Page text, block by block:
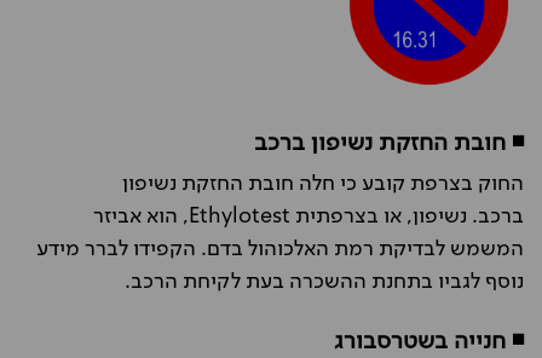
◾ חובת החזקת נשיפון ברכב
החוק בצרפת קובע כי חלה חובת החזקת נשיפון
ברכב.
נשיפון, או בצרפתית Ethylotest, הוא אביזר
המשמש לבדיקת רמת האלכוהול בדם. הקפידו לברר מידע
נוסף לגביו בתחנת ההשכרה בעת לקיחת הרכב.
◾ חנייה בשטרסבורג